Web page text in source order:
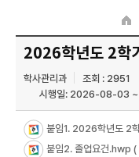
2026학년도 2학
학사관리과 조회 : 2951
시행일: 2026-08-03
붙임1. 2026학년도 2
붙임2. 졸업요건.hwp (